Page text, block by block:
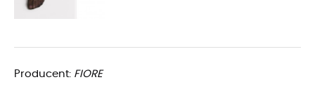
Producent: FIORE